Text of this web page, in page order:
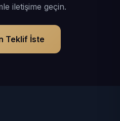
iletişime geçin.
Teklif İste